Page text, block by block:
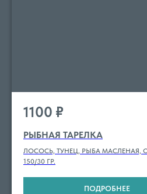
1100 ₽
РЫБНАЯ ТАРЕЛКА
ЛОСОСЬ, ТУНЕЦ, РЫБА МАСЛЕНАЯ,
150/30 ГР.
ПОДРОБНЕЕ